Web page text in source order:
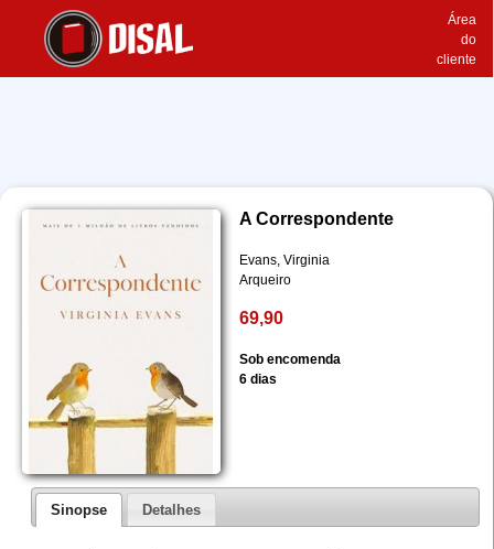
Área
do
cliente
A Correspondente
Evans, Virginia
Arqueiro
69,90
Sob encomenda
6 dias
Sinopse Detalhes